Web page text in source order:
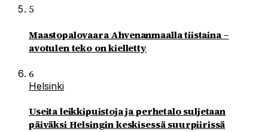
5
Maastopalovaara Ahvenanmaalla tiistaina –
avotulen teko on kielletty
6
Helsinki
Useita leikkipuistoja ja perhetalo suljetaan
päiväksi Helsingin keskisessä suurpiirissä